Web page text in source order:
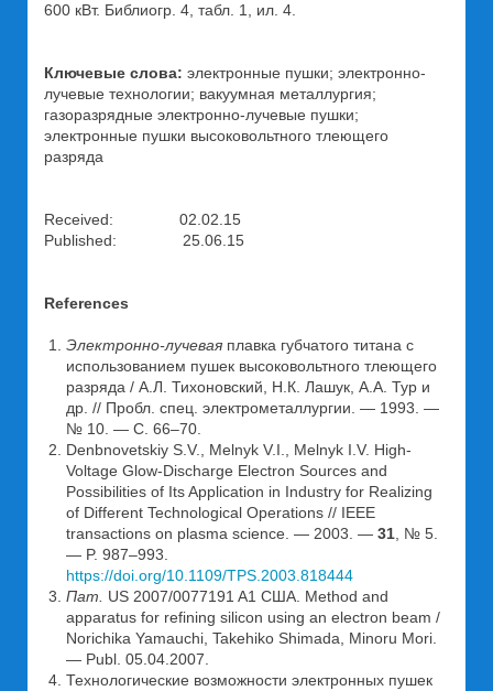
600 кВт. Библиогр. 4, табл. 1, ил. 4.
Ключевые слова: электронные пушки; электронно-
лучевые технологии; вакуумная металлургия;
газоразрядные электронно-лучевые пушки;
электронные пушки высоковольтного тлеющего
разряда
Received: 02.02.15
Published: 25.06.15
References
Электронно-лучевая плавка губчатого титана с
использованием пушек высоковольтного тлеющего
разряда / А.Л. Тихоновский, Н.К. Лашук, А.А. Тур и
др. // Пробл. спец. электрометаллургии. — 1993. —
№ 10. — С. 66–70.
Denbnovetskiy S.V., Melnyk V.I., Melnyk I.V. High-
Voltage Glow-Discharge Electron Sources and
Possibilities of Its Application in Industry for Realizing
of Different Technological Operations // IEEE
transactions on plasma science. — 2003. — 31 , № 5.
— P. 987–993.
https://doi.org/10.1109/TPS.2003.818444
Пат
US 2007/0077191 A1 США. Мethod and
apparatus for refining silicon using an electron beam /
Norichika Yamauchi, Takehiko Shimada, Minoru Mori.
— Publ. 05.04.2007.
Технологические возможности электронных пушек